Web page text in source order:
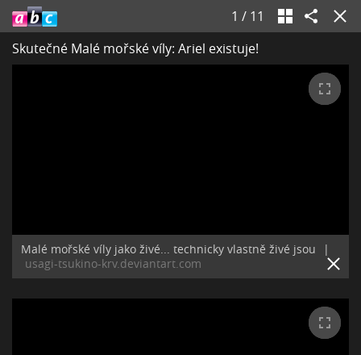
1 / 11
Skutečné Malé mořské víly: Ariel existuje!
Malé mořské víly jako živé... technicky vlastně živé jsou
|
usagi-tsukino-krv.deviantart.com